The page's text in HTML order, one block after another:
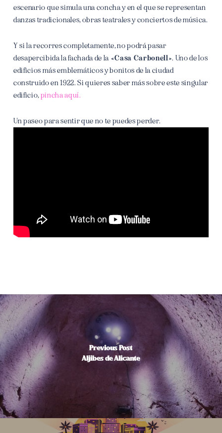
escenario que simula una concha y en el que se representan
danzas tradicionales, obras teatrales y conciertos de música.
Y si la recorres completamente, no podrá pasar
desapercibida la fachada de la«Casa Carbonell». Uno de los
edificios más emblemáticos y bonitos de la ciudad
construido en 1922. Si quieres saber más sobre este singular
edificio,pincha aquí.
Un paseo para sentir que no te puedes perder.
Previous Post
Aljibes de Alicante